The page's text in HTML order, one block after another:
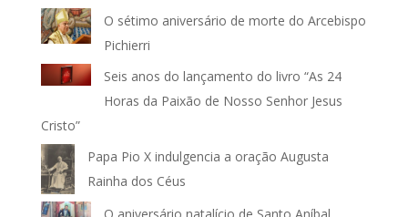
O sétimo aniversário de morte do Arcebispo
Pichierri
Seis anos do lançamento do livro “As 24
Horas da Paixão de Nosso Senhor Jesus
Cristo”
Papa Pio X indulgencia a oração Augusta
Rainha dos Céus